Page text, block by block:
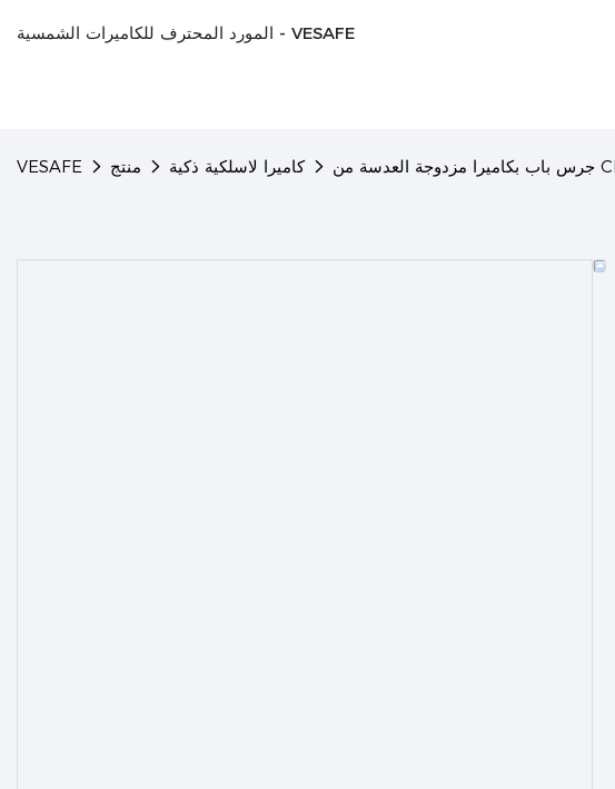
المورد المحترف للكاميرات الشمسية - VESAFE
VESAFE منتج كاميرا لاسلكية ذكية